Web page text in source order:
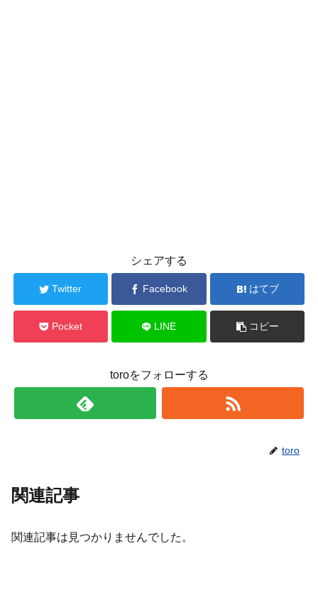
シェアする
Twitter Facebook はてブ
Pocket LINE コピー
toroをフォローする
toro
関連記事
関連記事は見つかりませんでした。